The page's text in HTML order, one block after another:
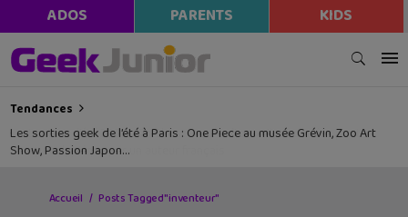
ADOS PARENTS KIDS
Tendances
Les sorties geek de l’été à Paris : One Piece au musée Grévin, Zoo Art
Show, Passion Japon…
Accueil Posts Tagged "inventeur"